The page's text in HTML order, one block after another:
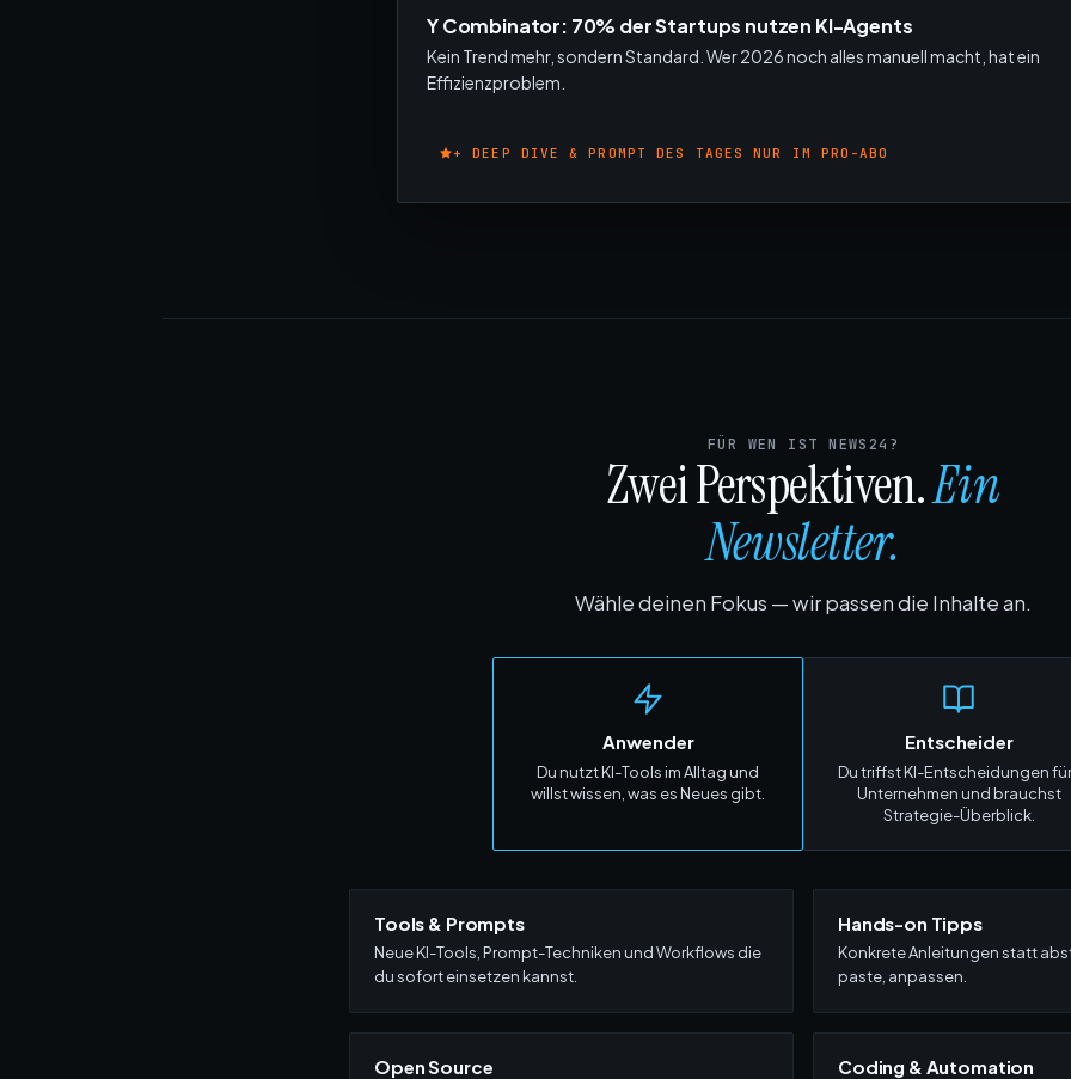
Y Combinator: 70% der Startups nutzen KI-Agents
Kein Trend mehr, sondern Standard. Wer 2026 noch alles manuell macht, hat ein
Effizienzproblem.
+ DEEP DIVE & PROMPT DES TAGES NUR IM PRO-ABO
FÜR WEN IST NEWS24?
Zwei Perspektiven.Ein
Newsletter.
Wähle deinen Fokus — wir passen die Inhalte an.
Anwender
Du nutzt KI-Tools im Alltag und
willst wissen, was es Neues gibt.
Entscheider
Du triffst KI-Entscheidungen
Unternehmen und brauchst
Strategie-Überblick.
Tools & Prompts
Neue KI-Tools, Prompt-Techniken und Workflows die
du sofort einsetzen kannst.
Hands-on Tipps
Konkrete Anleitungen statt
paste, anpassen.
Open Source Coding & Automation